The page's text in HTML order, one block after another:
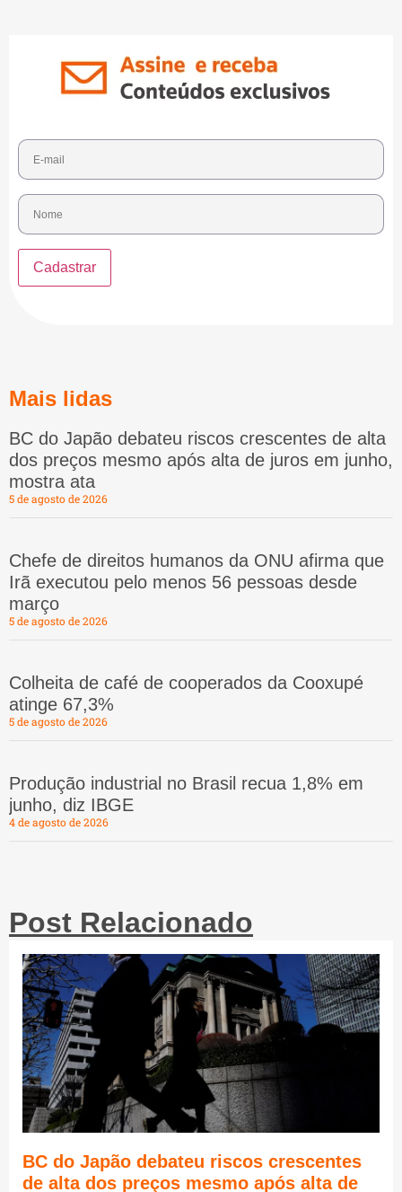
Mais lidas
BC do Japão debateu riscos crescentes de alta
dos preços mesmo após alta de juros em junho,
mostra ata
5 de agosto de 2026
Chefe de direitos humanos da ONU afirma que
Irã executou pelo menos 56 pessoas desde
março
5 de agosto de 2026
Colheita de café de cooperados da Cooxupé
atinge 67,3%
5 de agosto de 2026
Produção industrial no Brasil recua 1,8% em
junho, diz IBGE
4 de agosto de 2026
Post Relacionado
BC do Japão debateu riscos crescentes
de alta dos preços mesmo após alta de